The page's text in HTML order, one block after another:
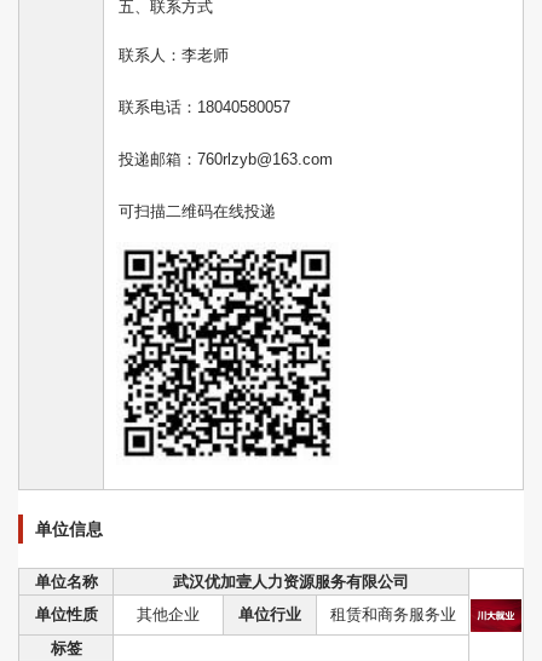
五、联系方式
联系人：李老师
联系电话：18040580057
投递邮箱：760rlzyb@163.com
可扫描二维码在线投递
单位信息
单位名称
武汉优加壹人力资源服务有限公司
单位性质
其他企业 单位行业
租赁和商务服务业
标签